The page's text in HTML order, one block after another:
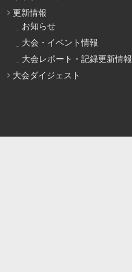
更新情報
お知らせ
大会・イベント情報
大会レポート・記録更新情報
大会ダイジェスト